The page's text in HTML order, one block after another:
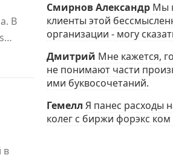
В
в
Смирнов Александр Мы
клиенты этой
организации - могу
Дмитрий Мне кажется,
не понимают части
ими буквосочетаний.
Гемелл Я панес расходы
колег с биржи форэкс